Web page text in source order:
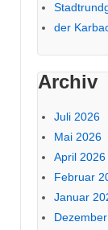
der
Archiv
Juli 2026
Mai 2026
April 2026
Februar
Januar